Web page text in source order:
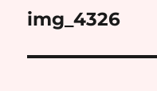
de
img_4326